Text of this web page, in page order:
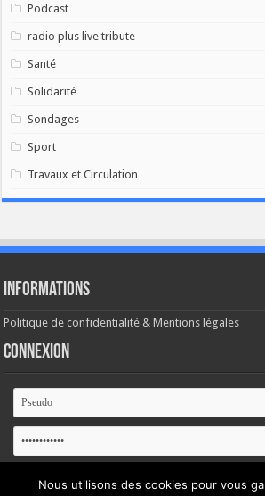
Podcast
radio plus live tribute
Santé
Solidarité
Sondages
Sport
Travaux et Circulation
Informations
Politique de confidentialité & Mentions légales
Connexion
Se souvenir de moi
Nous utilisons des cookies pour vous